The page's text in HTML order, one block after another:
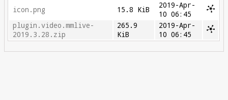
icon.png
15.8 KiB
2019-Apr-
10 06:45
plugin.video.mmlive-
2019.3.28.zip
265.9
KiB
2019-Apr-
10 06:45